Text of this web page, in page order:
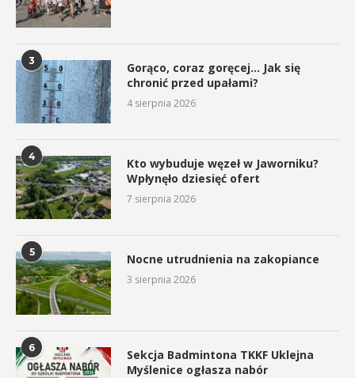
3
Gorąco, coraz goręcej… Jak się
chronić przed upałami?
4 sierpnia 2026
4
Kto wybuduje węzeł w Jaworniku?
Wpłynęło dziesięć ofert
7 sierpnia 2026
5 Nocne utrudnienia na zakopiance
3 sierpnia 2026
6
Sekcja Badmintona TKKF Uklejna
Myślenice ogłasza nabór